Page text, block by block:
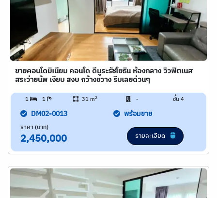
ขายคอนโดมิเนียม คอนโด ดีมูระรัชโยธิน ห้องกลาง วิวฟิตเนส
สระว่ายน้พ เงียบ สงบ กว้างขวาง รีบเลยด่วนๆ
1 1 31 m2 - ชั้น 4
DM02-0013 พร้อมขาย
ราคา (บาท)
2,450,000 รายละเอียด